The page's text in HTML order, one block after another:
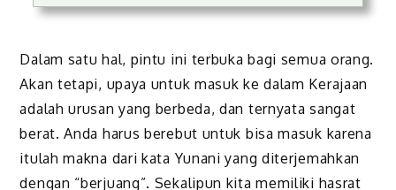
Dalam satu hal, pintu ini terbuka bagi semua orang.
Akan tetapi, upaya untuk masuk ke dalam Kerajaan
adalah urusan yang berbeda, dan ternyata sangat
berat. Anda harus berebut untuk bisa masuk karena
itulah makna dari kata Yunani yang diterjemahkan
dengan “berjuang”. Sekalipun kita memiliki hasrat